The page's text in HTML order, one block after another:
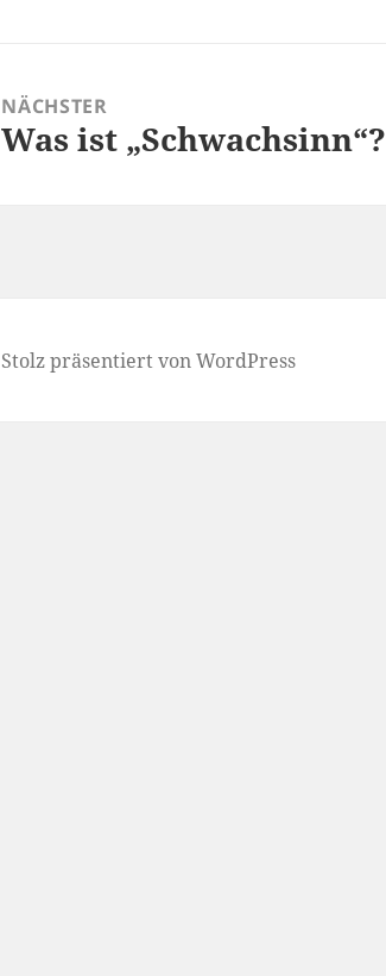
NÄCHSTER
Nächster
Was ist „Schwachsinn“?
Stolz präsentiert von WordPress